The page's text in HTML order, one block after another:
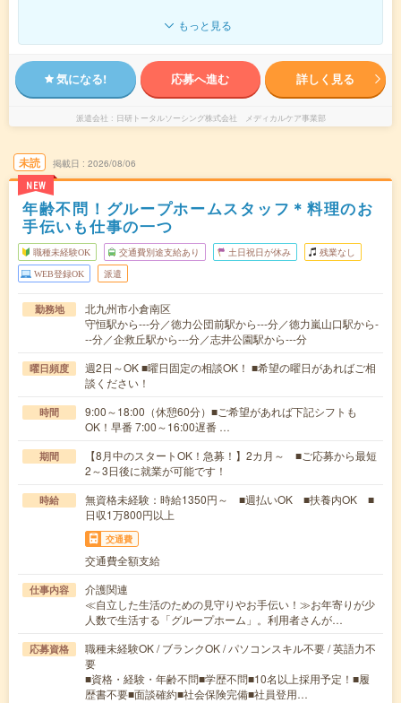
もっと見る
気になる! 応募へ進む 詳しく見る
派遣会社 日研トータルソーシング株式会社 メディカルケア事業部
未読
NEW
掲載日 2026/08/06
年齢不問！グループホームスタッフ＊料理のお
手伝いも仕事の一つ
職種未経験OK 交通費別途支給あり 土日祝日が休み 残業なし
WEB登録OK 派遣
勤務地
北九州市小倉南区
守恒駅から---分／徳力公団前駅から---分／徳力嵐山口駅から-
--分／企救丘駅から---分／志井公園駅から---分
曜日頻度
週2日～OK ■曜日固定の相談OK！ ■希望の曜日があればご相
談ください！
時間
9:00～18:00（休憩60分）■ご希望があれば下記シフトも
OK！早番 7:00～16:00遅番 …
期間
【8月中のスタートOK！急募！】2カ月～ ■ご応募から最短
2～3日後に就業が可能です！
時給
無資格未経験：時給1350円～ ■週払いOK ■扶養内OK ■
日収1万800円以上
交通費
交通費全額支給
仕事内容
介護関連
≪自立した生活のための見守りやお手伝い！≫お年寄りが少
人数で生活する「グループホーム」。利用者さんが…
応募資格
職種未経験OK / ブランクOK / パソコンスキル不要 / 英語力不
要
■資格・経験・年齢不問■学歴不問■10名以上採用予定！■履
歴書不要■面談確約■社会保険完備■社員登用…